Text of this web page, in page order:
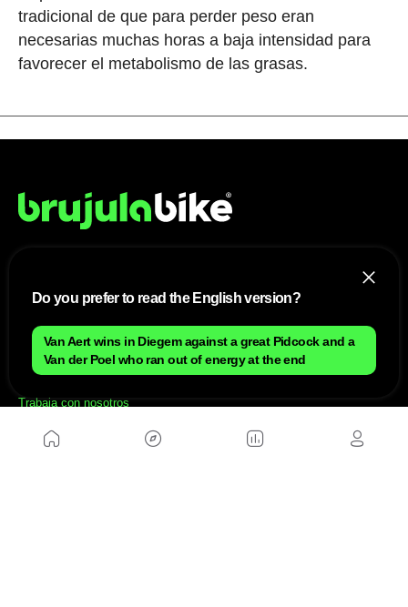
tradicional de que para perder peso eran
necesarias muchas horas a baja intensidad para
favorecer el metabolismo de las grasas.
Aviso Legal
Anúnciate con nosotros
Política de cookies
Política de privacidad
Trabaja con nosotros
WEBS AMIGAS
Do you prefer to read the English version?
Van Aert wins in Diegem against a great Pidcock and a
Van der Poel who ran out of energy at the end